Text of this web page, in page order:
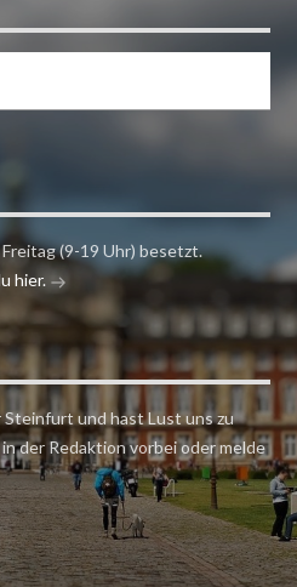
(9-19 Uhr) besetzt.
hier.
und hast Lust uns zu
der Redaktion vorbei oder melde